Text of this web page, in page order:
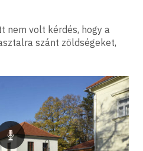
nem volt kérdés, hogy a
szánt zöldségeket,
Podcast